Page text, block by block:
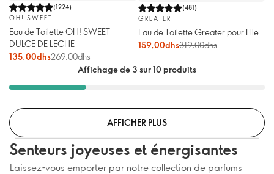
(1224)
OH! SWEET
Eau de Toilette OH! SWEET
DULCE DE LECHE
135,00dhs269,00dhs
(481)
GREATER
Eau de Toilette Greater pour Elle
159,00dhs319,00dhs
Affichage de 3 sur 10 produits
AFFICHER PLUS
Senteurs joyeuses et énergisantes
Laissez-vous emporter par notre collection de parfums